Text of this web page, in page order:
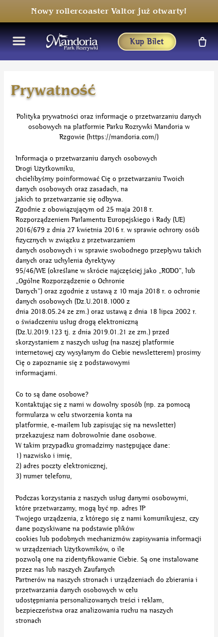
Nowy rollercoaster Valtor już otwarty!
Kup Bilet
Prywatność
Polityka prywatności oraz informacje o przetwarzaniu danych
osobowych na platformie Parku Rozrywki Mandoria w
Rzgowie (https://mandoria.com/)
Informacja o przetwarzaniu danych osobowych
Drogi Użytkowniku,
chcielibyśmy poinformować Cię o przetwarzaniu Twoich
danych osobowych oraz zasadach, na
jakich to przetwarzanie się odbywa.
Zgodnie z obowiązującym od 25 maja 2018 r.
Rozporządzeniem Parlamentu Europejskiego i Rady (UE)
2016/679 z dnia 27 kwietnia 2016 r. w sprawie ochrony osób
fizycznych w związku z przetwarzaniem
danych osobowych i w sprawie swobodnego przepływu takich
danych oraz uchylenia dyrektywy
95/46/WE (określane w skrócie najczęściej jako „RODO”, lub
„Ogólne Rozporządzenie o Ochronie
Danych”) oraz zgodnie z ustawą z 10 maja 2018 r. o ochronie
danych osobowych (Dz.U.2018.1000 z
dnia 2018.05.24 ze zm.) oraz ustawą z dnia 18 lipca 2002 r.
o świadczeniu usług drogą elektroniczną
(Dz.U.2019.123 tj. z dnia 2019.01.21 ze zm.) przed
skorzystaniem z naszych usług (na naszej platformie
internetowej czy wysyłanym do Ciebie newsletterem) prosimy
Cię o zapoznanie się z podstawowymi
informacjami.
Co to są dane osobowe?
Kontaktując się z nami w dowolny sposób (np. za pomocą
formularza w celu stworzenia konta na
platformie, e-mailem lub zapisując się na newsletter)
przekazujesz nam dobrowolnie dane osobowe.
W takim przypadku gromadzimy następujące dane:
1) nazwisko i imię,
2) adres poczty elektronicznej,
3) numer telefonu,
Podczas korzystania z naszych usług danymi osobowymi,
które przetwarzamy, mogą być np. adres IP
Twojego urządzenia, z którego się z nami komunikujesz, czy
dane pozyskiwane na podstawie plików
cookies lub podobnych mechanizmów zapisywania informacji
w urządzeniach Użytkowników, o ile
pozwolą one na zidentyfikowanie Ciebie. Są one instalowane
przez nas lub naszych Zaufanych
Partnerów na naszych stronach i urządzeniach do zbierania i
przetwarzania danych osobowych w celu
udostępniania personalizowanych treści i reklam,
bezpieczeństwa oraz analizowania ruchu na naszych
stronach